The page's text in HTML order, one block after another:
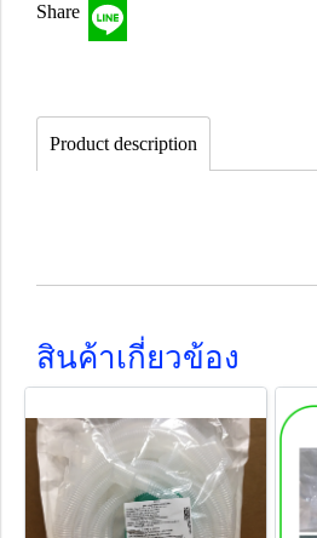
Share
Product description
สินค้าเกี่ยวข้อง